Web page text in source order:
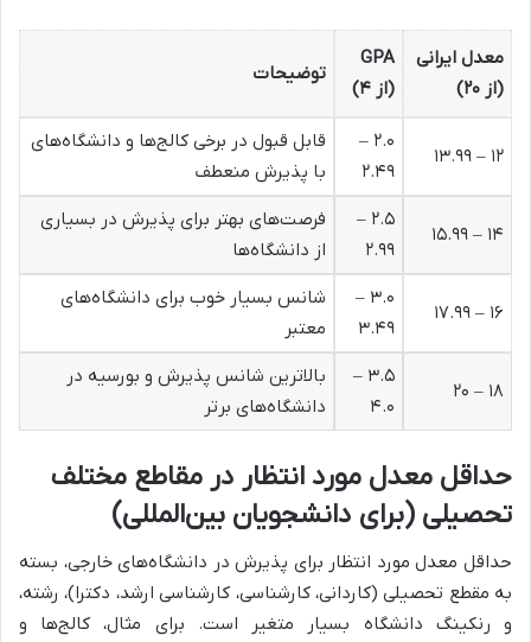
معدل ایرانی
(از ۲۰)
GPA
(از ۴)
توضیحات
۱۲ – ۱۳.۹۹
۲.۰ –
۲.۴۹
قابل قبول در برخی کالج‌ها و دانشگاه‌های
با پذیرش منعطف
۱۴ – ۱۵.۹۹
۲.۵ –
۲.۹۹
فرصت‌های بهتر برای پذیرش در بسیاری
از دانشگاه‌ها
۱۶ – ۱۷.۹۹
۳.۰ –
۳.۴۹
شانس بسیار خوب برای دانشگاه‌های
معتبر
۱۸ – ۲۰
۳.۵ –
۴.۰
بالاترین شانس پذیرش و بورسیه در
دانشگاه‌های برتر
حداقل معدل مورد انتظار در مقاطع مختلف
تحصیلی (برای دانشجویان بین‌المللی)
حداقل معدل مورد انتظار برای پذیرش در دانشگاه‌های خارجی، بسته
به مقطع تحصیلی (کاردانی، کارشناسی، کارشناسی ارشد، دکترا)، رشته،
و رنکینگ دانشگاه بسیار متغیر است. برای مثال، کالج‌ها و